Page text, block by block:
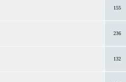
155
236
132